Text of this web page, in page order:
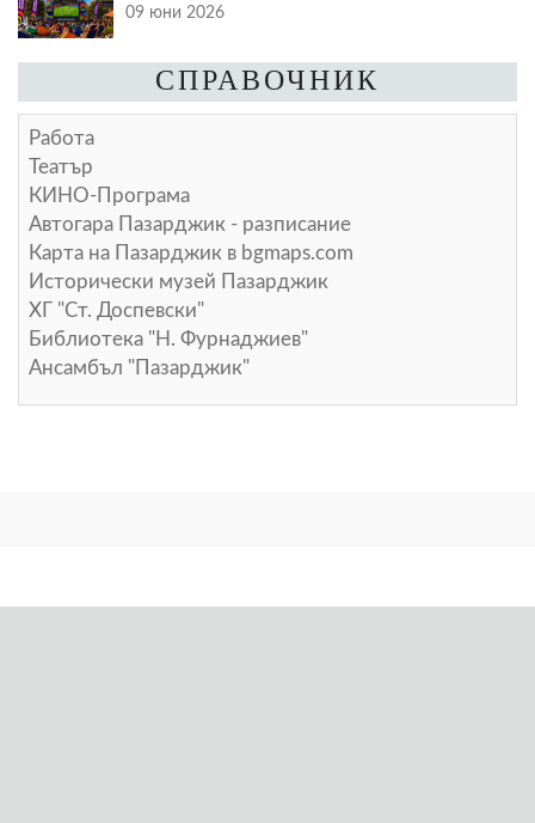
09 юни 2026
СПРАВОЧНИК
Работа
Театър
КИНО-Програма
Автогара Пазарджик - разписание
Карта на Пазарджик в bgmaps.com
Исторически музей Пазарджик
ХГ "Ст. Доспевски"
Библиотека "Н. Фурнаджиев"
Ансамбъл "Пазарджик"